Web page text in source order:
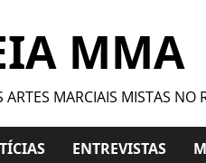
MMA
ARTES MARCIAIS MISTAS NO
ENTREVISTAS